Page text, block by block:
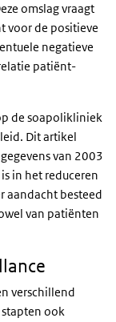
omslag vraagt
voor de positieve
negatieve
patiënt-
de soapolikliniek
Dit artikel
van 2003
in het reduceren
aandacht besteed
van patiënten
verschillend
ook